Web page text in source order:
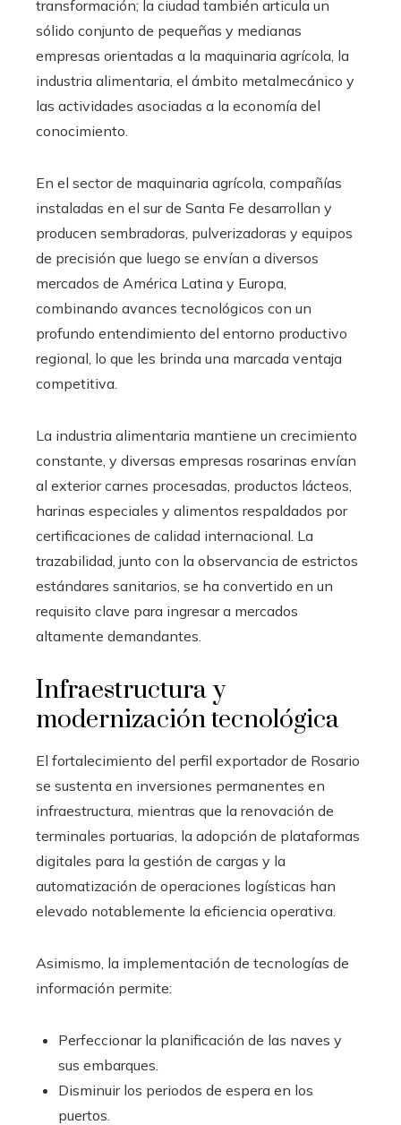
transformación; la ciudad también articula un
sólido conjunto de pequeñas y medianas
empresas orientadas a la maquinaria agrícola, la
industria alimentaria, el ámbito metalmecánico y
las actividades asociadas a la economía del
conocimiento.
En el sector de maquinaria agrícola, compañías
instaladas en el sur de Santa Fe desarrollan y
producen sembradoras, pulverizadoras y equipos
de precisión que luego se envían a diversos
mercados de América Latina y Europa,
combinando avances tecnológicos con un
profundo entendimiento del entorno productivo
regional, lo que les brinda una marcada ventaja
competitiva.
La industria alimentaria mantiene un crecimiento
constante, y diversas empresas rosarinas envían
al exterior carnes procesadas, productos lácteos,
harinas especiales y alimentos respaldados por
certificaciones de calidad internacional. La
trazabilidad, junto con la observancia de estrictos
estándares sanitarios, se ha convertido en un
requisito clave para ingresar a mercados
altamente demandantes.
Infraestructura y
modernización tecnológica
El fortalecimiento del perfil exportador de Rosario
se sustenta en inversiones permanentes en
infraestructura, mientras que la renovación de
terminales portuarias, la adopción de plataformas
digitales para la gestión de cargas y la
automatización de operaciones logísticas han
elevado notablemente la eficiencia operativa.
Asimismo, la implementación de tecnologías de
información permite:
Perfeccionar la planificación de las naves y
sus embarques.
Disminuir los periodos de espera en los
puertos.